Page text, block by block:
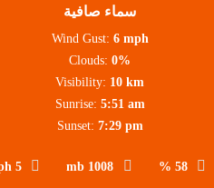
سماء صافية
58 %
1008 mb
5 mph
Wind Gust: 6 mph
Clouds: 0%
Visibility: 10 km
Sunrise: 5:51 am
Sunset: 7:29 pm